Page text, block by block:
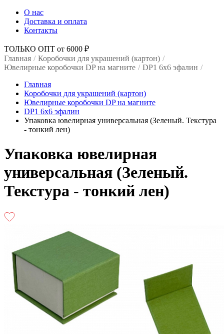
О нас
Доставка и оплата
Контакты
ТОЛЬКО ОПТ от 6000 ₽
Главная / Коробочки для украшений (картон) /
Ювелирные коробочки DP на магните / DP1 6x6 эфалин /
Главная
Коробочки для украшений (картон)
Ювелирные коробочки DP на магните
DP1 6x6 эфалин
Упаковка ювелирная универсальная (Зеленый. Текстура
- тонкий лен)
Упаковка ювелирная
универсальная (Зеленый.
Текстура - тонкий лен)